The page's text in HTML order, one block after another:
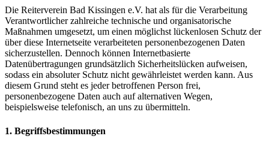
Die Reiterverein Bad Kissingen e.V. hat als für die Verarbeitung
Verantwortlicher zahlreiche technische und organisatorische
Maßnahmen umgesetzt, um einen möglichst lückenlosen Schutz der
über diese Internetseite verarbeiteten personenbezogenen Daten
sicherzustellen. Dennoch können Internetbasierte
Datenübertragungen grundsätzlich Sicherheitslücken aufweisen,
sodass ein absoluter Schutz nicht gewährleistet werden kann. Aus
diesem Grund steht es jeder betroffenen Person frei,
personenbezogene Daten auch auf alternativen Wegen,
beispielsweise telefonisch, an uns zu übermitteln.
1. Begriffsbestimmungen